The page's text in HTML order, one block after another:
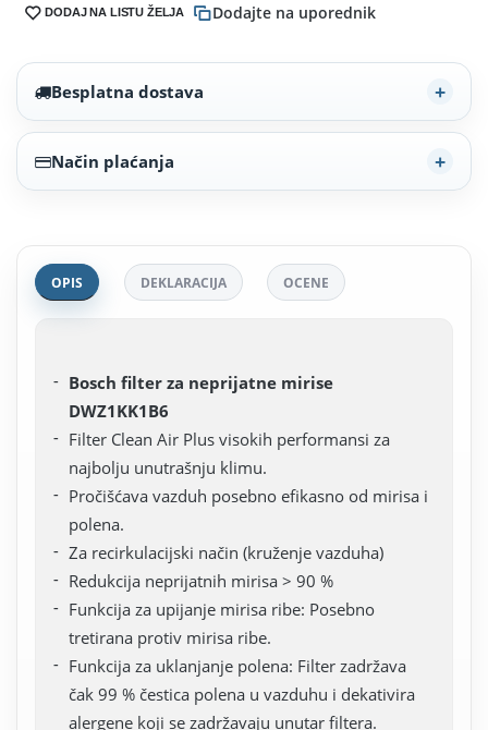
DODAJ NA LISTU ŽELJA Dodajte na uporednik
Besplatna dostava
Način plaćanja
OPIS DEKLARACIJA OCENE
Bosch filter za neprijatne mirise
DWZ1KK1B6
Filter Clean Air Plus visokih performansi za
najbolju unutrašnju klimu.
Pročišćava vazduh posebno efikasno od mirisa i
polena.
Za recirkulacijski način (kruženje vazduha)
Redukcija neprijatnih mirisa > 90 %
Funkcija za upijanje mirisa ribe: Posebno
tretirana protiv mirisa ribe.
Funkcija za uklanjanje polena: Filter zadržava
čak 99 % čestica polena u vazduhu i dekativira
alergene koji se zadržavaju unutar filtera.